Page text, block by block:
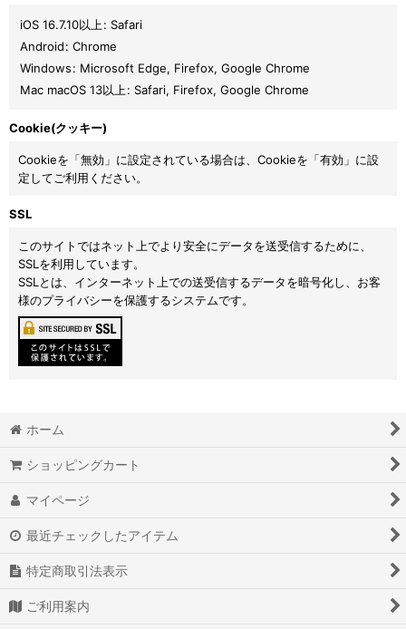
iOS 16.7.10以上: Safari
Android: Chrome
Windows: Microsoft Edge, Firefox, Google Chrome
Mac macOS 13以上: Safari, Firefox, Google Chrome
Cookie(クッキー)
Cookieを「無効」に設定されている場合は、Cookieを「有効」に設
定してご利用ください。
SSL
このサイトではネット上でより安全にデータを送受信するために、
SSLを利用しています。
SSLとは、インターネット上での送受信するデータを暗号化し、お客
様のプライバシーを保護するシステムです。
ホーム
ショッピングカート
マイページ
最近チェックしたアイテム
特定商取引法表示
ご利用案内